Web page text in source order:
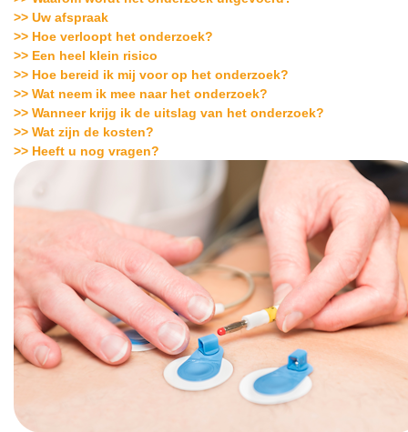
>> Uw afspraak
>> Hoe verloopt het onderzoek?
>> Een heel klein risico
>> Hoe bereid ik mij voor op het onderzoek?
>> Wat neem ik mee naar het onderzoek?
>> Wanneer krijg ik de uitslag van het onderzoek?
>> Wat zijn de kosten?
>> Heeft u nog vragen?